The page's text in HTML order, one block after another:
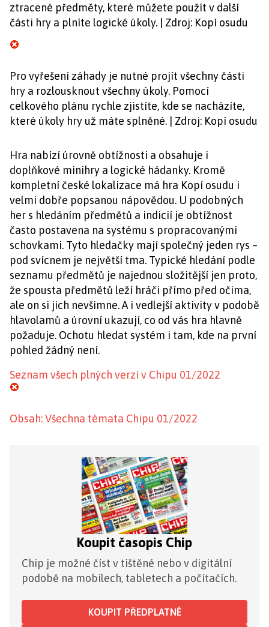
ztracené předměty, které můžete použít v další
části hry a plníte logické úkoly. | Zdroj: Kopí osudu
Pro vyřešení záhady je nutné projít všechny části
hry a rozlousknout všechny úkoly. Pomocí
celkového plánu rychle zjistíte, kde se nacházíte,
které úkoly hry už máte splněné. | Zdroj: Kopí osudu
Hra nabízí úrovně obtížnosti a obsahuje i
doplňkové minihry a logické hádanky. Kromě
kompletní české lokalizace má hra Kopí osudu i
velmi dobře popsanou nápovědou. U podobných
her s hledáním předmětů a indicií je obtížnost
často postavena na systému s propracovanými
schovkami. Tyto hledačky mají společný jeden rys –
pod svícnem je největší tma. Typické hledání podle
seznamu předmětů je najednou složitější jen proto,
že spousta předmětů leží hráči přímo před očima,
ale on si jich nevšimne. A i vedlejší aktivity v podobě
hlavolamů a úrovní ukazují, co od vás hra hlavně
požaduje. Ochotu hledat systém i tam, kde na první
pohled žádný není.
Seznam všech plných verzí v Chipu 01/2022
Obsah: Všechna témata Chipu 01/2022
Koupit časopis Chip
Chip je možné číst v tištěné nebo v digitální
podobě na mobilech, tabletech a počítačích.
KOUPIT PŘEDPLATNÉ